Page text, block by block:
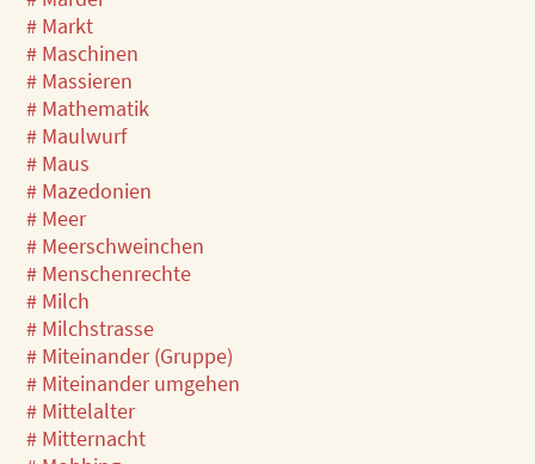
# Markt
# Maschinen
# Massieren
# Mathematik
# Maulwurf
# Maus
# Mazedonien
# Meer
# Meerschweinchen
# Menschenrechte
# Milch
# Milchstrasse
# Miteinander (Gruppe)
# Miteinander umgehen
# Mittelalter
# Mitternacht